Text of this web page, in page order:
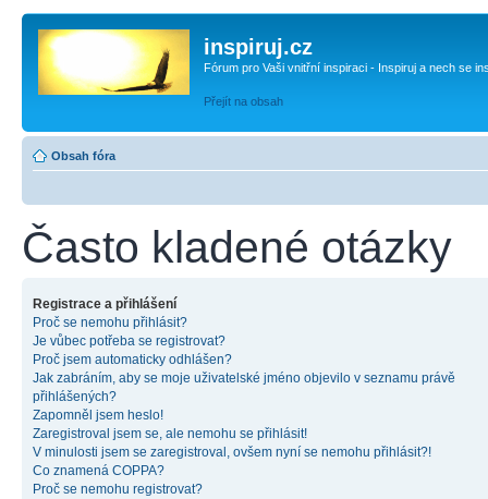
inspiruj.cz
Fórum pro Vaši vnitřní inspiraci - Inspiruj a nech se
Přejít na obsah
Obsah fóra
Často kladené otázky
Registrace a přihlášení
Proč se nemohu přihlásit?
Je vůbec potřeba se registrovat?
Proč jsem automaticky odhlášen?
Jak zabráním, aby se moje uživatelské jméno objevilo v seznamu právě
přihlášených?
Zapomněl jsem heslo!
Zaregistroval jsem se, ale nemohu se přihlásit!
V minulosti jsem se zaregistroval, ovšem nyní se nemohu přihlásit?!
Co znamená COPPA?
Proč se nemohu registrovat?